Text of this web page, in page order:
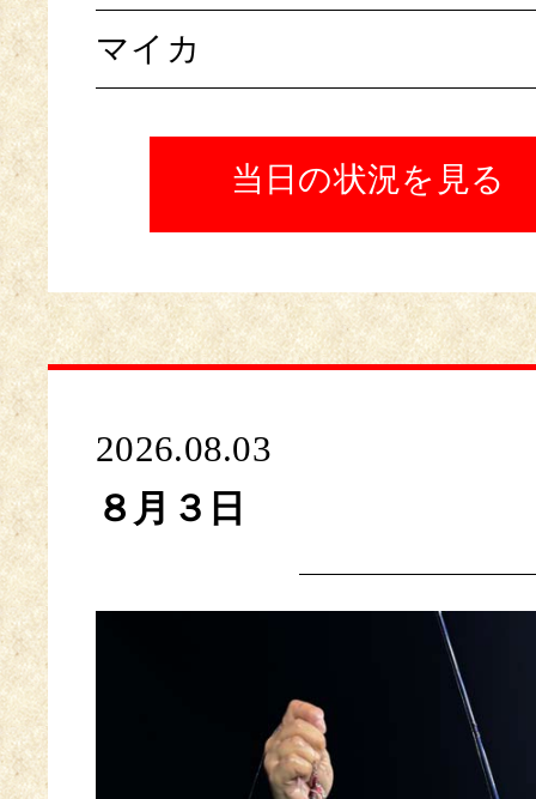
マイカ
当日の状況を見る
2026.08.03
８月３日